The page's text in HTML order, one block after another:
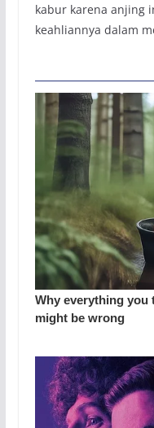
kabur karena anjing
keahliannya dalam